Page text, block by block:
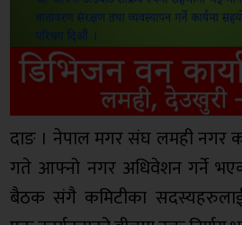
दाङ । नेपाल मगर संघ लमही नगर
गते आफ्नो नगर अधिवेशन गर्ने
बैठक संगै कमिटीका सदस्यहरुलाई